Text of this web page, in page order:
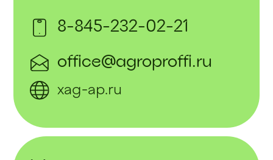
8-845-232-02-21
office@agroproffi.ru
xag-ap.ru